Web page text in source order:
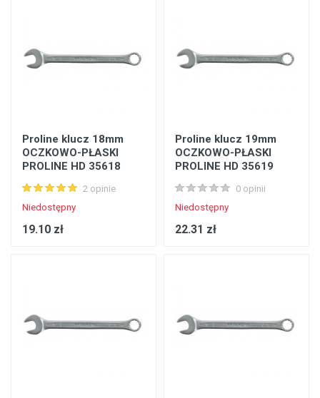
Proline klucz 18mm
OCZKOWO-PŁASKI
PROLINE HD 35618
2 opinie
Niedostępny
19.10 zł
Proline klucz 19mm
OCZKOWO-PŁASKI
PROLINE HD 35619
0 opinii
Niedostępny
22.31 zł